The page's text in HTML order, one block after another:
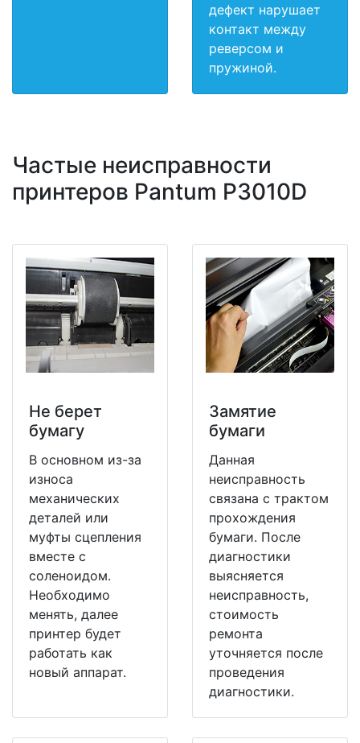
дефект нарушает
контакт между
реверсом и
пружиной.
Частые неисправности
принтеров Pantum P3010D
Не берет
бумагу
В основном из-за
износа
механических
деталей или
муфты сцепления
вместе с
соленоидом.
Необходимо
менять, далее
принтер будет
работать как
новый аппарат.
Замятие
бумаги
Данная
неисправность
связана с трактом
прохождения
бумаги. После
диагностики
выясняется
неисправность,
стоимость
ремонта
уточняется после
проведения
диагностики.